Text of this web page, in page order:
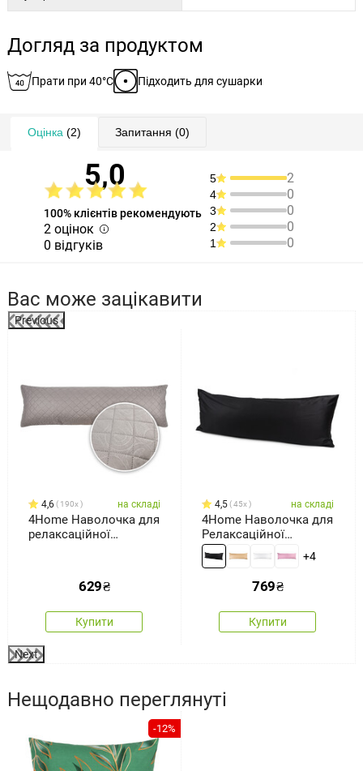
Догляд за продуктом
Прати при 40°C Підходить для сушарки
Оцінка (2) Запитання (0)
5,0
100% клієнтів рекомендують
2 оцінок
0 відгуків
5 2
4 0
3 0
2 0
1 0
Вас може зацікавити
Previous
4,6 190x на складі
4Home Наволочка для
релаксаційної
629₴
Купити
4,5 45x на складі
4Home Наволочка для
Релаксаційної
подушки -обіймашки
сатин чорний, 50 x 150
+4
769₴
Купити
Next
Нещодавно переглянуті
-12%